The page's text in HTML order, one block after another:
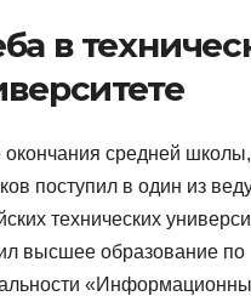
в
окончания средней
поступил в один из
технических
высшее образование по